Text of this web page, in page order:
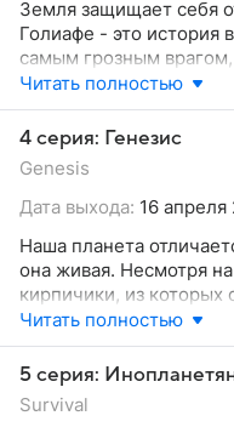
Земля защищает себя
Голиафе - это история
самым грозным
Солнцем.
Читать полностью
4 серия: Генезис
Genesis
Дата выхода: 16 апреля
Наша планета
она живая. Несмотря
кирпичики, из которых
повсюду во вселенной,
какой-либо планете
Читать полностью
5 серия:
Survival